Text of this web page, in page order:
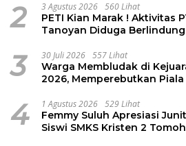
2 3 Agustus 2026 560 Lihat
PETI Kian Marak ! Aktivitas
Tanoyan Diduga Berlindung
3 30 Juli 2026 557 Lihat
Warga Membludak di
2026, Memperebutkan
4 1 Agustus 2026 529 Lihat
Femmy Suluh Apresiasi
Siswi SMKS Kristen 2